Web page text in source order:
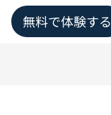
無料で体験する